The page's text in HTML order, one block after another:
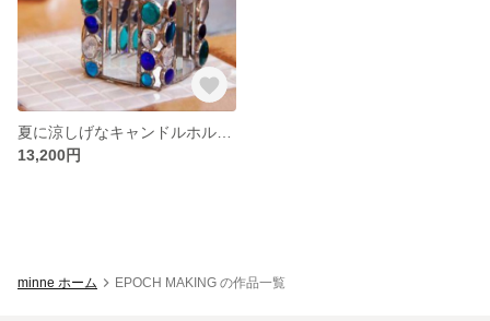
13,200円
minne ホーム EPOCH MAKING の作品一覧